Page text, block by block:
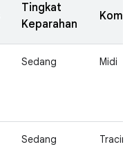
Tingkat
Keparahan
Sedang Midi
Sedang Tracing